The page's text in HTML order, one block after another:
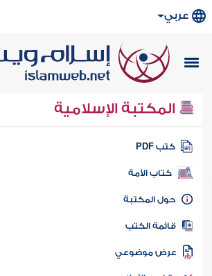
عربي
المكتبة الإسلامية
كتب PDF
كتاب الأمة
المكتبة
الكتب